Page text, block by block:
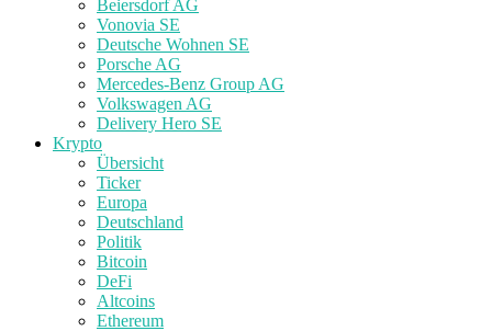
Beiersdorf AG
Vonovia SE
Deutsche Wohnen SE
Porsche AG
Mercedes-Benz Group AG
Volkswagen AG
Delivery Hero SE
Krypto
Übersicht
Ticker
Europa
Deutschland
Politik
Bitcoin
DeFi
Altcoins
Ethereum